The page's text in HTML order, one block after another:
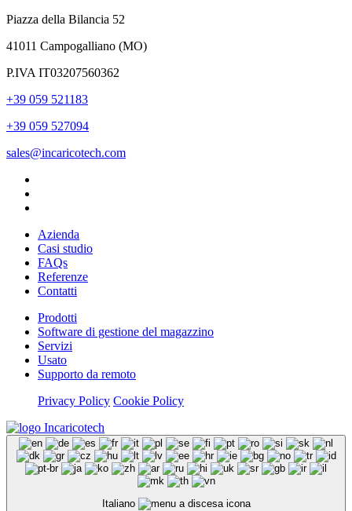
Piazza della Bilancia 52
41011 Campogalliano (MO)
P.IVA IT03207560362
+39 059 521183
+39 059 527094
sales@incaricotech.com
Azienda
Casi studio
FAQs
Referenze
Contatti
Prodotti
Software di gestione del magazzino
Servizi
Usato
Supporto da remoto
Privacy Policy Cookie Policy
Italiano